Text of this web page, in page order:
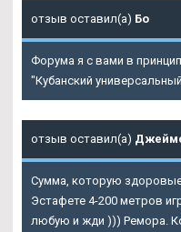
отзыв оставил(а) Бо
Форума я с вами в
"Кубанский
отзыв оставил(а)
Сумма, которую
Эстафете 4-200 метров
любую и жди ))) Ремора.